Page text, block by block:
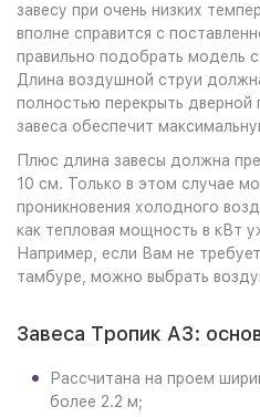
завесу при очень низких
вполне справится с
правильно подобрать модель
Длина воздушной струи
полностью перекрыть
завеса обеспечит
Плюс длина завесы должна
10 см. Только в этом случае
проникновения холодного
как тепловая мощность в кВт
Например, если Вам не
тамбуре, можно выбрать
Завеса Тропик A3:
Рассчитана на проем
более 2.2 м;